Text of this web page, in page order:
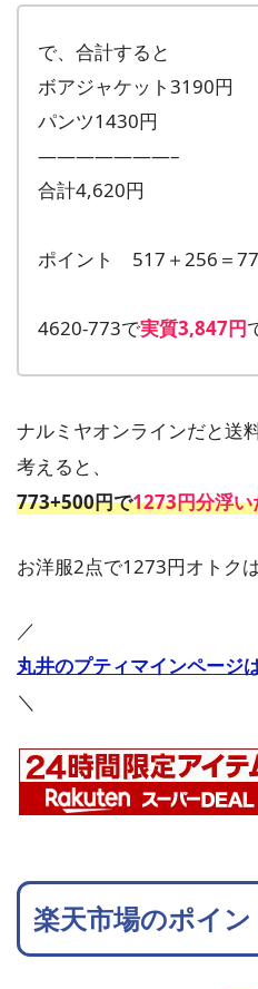
で、合計すると
ボアジャケット3190円
パンツ1430円
———————–
合計4,620円
ポイント 517＋256＝
4620-773で実質3,847円
ナルミヤオンラインだと送
考えると、
773+500円で1273円分浮い
お洋服2点で1273円オトク
／
丸井のプティマインページ
＼
楽天市場のポイ